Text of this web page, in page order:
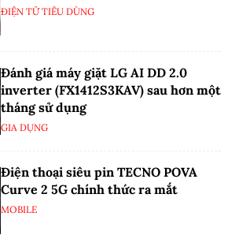
ĐIỆN TỬ TIÊU DÙNG
Đánh giá máy giặt LG AI DD 2.0
inverter (FX1412S3KAV) sau hơn một
tháng sử dụng
GIA DỤNG
Điện thoại siêu pin TECNO POVA
Curve 2 5G chính thức ra mắt
MOBILE